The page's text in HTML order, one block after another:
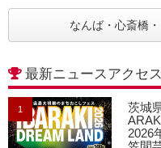
なんば・心斎橋
最新ニュースアクセ
1
茨城
2026